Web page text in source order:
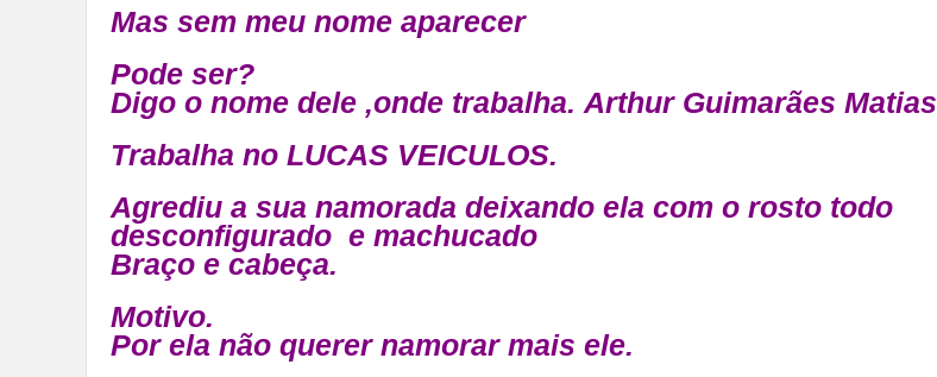
Mas sem meu nome aparecer
Pode ser?
Digo o nome dele ,onde trabalha. Arthur Guimarães Matias
Trabalha no LUCAS VEICULOS.
Agrediu a sua namorada deixando ela com o rosto todo
desconfigurado e machucado
Braço e cabeça.
Motivo.
Por ela não querer namorar mais ele.